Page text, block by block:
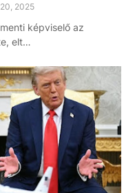
2025
képviselő az
elt…